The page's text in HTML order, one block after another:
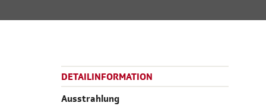
DETAILINFORMATION
Ausstrahlung